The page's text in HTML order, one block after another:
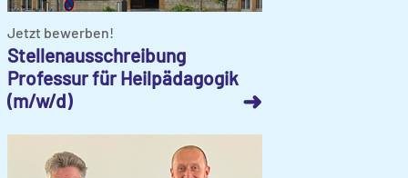
Jetzt bewerben!
Stellenausschreibung
Professur für Heilpädagogik
(m/w/d)
➜